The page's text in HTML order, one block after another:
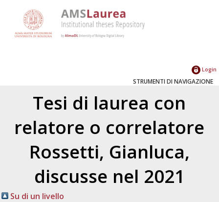
Login
STRUMENTI DI NAVIGAZIONE
Tesi di laurea con
relatore o correlatore
Rossetti, Gianluca,
discusse nel 2021
Su di un livello